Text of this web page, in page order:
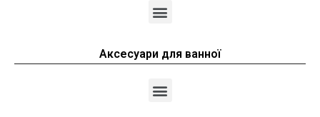
Аксесуари для ванної